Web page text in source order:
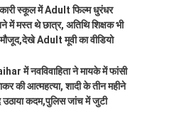
स्कूल में Adult फिल्म धुरंधर
में मस्त थे छात्र, अतिथि शिक्षक भी
Adult मूवी का वीडियो
में नवविवाहिता ने मायके में फांसी
की आत्महत्या, शादी के तीन महीने
उठाया कदम,पुलिस जांच में जुटी